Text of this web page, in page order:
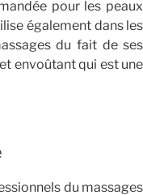
pour les peaux
également dans les
du fait de ses
envoûtant qui est une
du massages